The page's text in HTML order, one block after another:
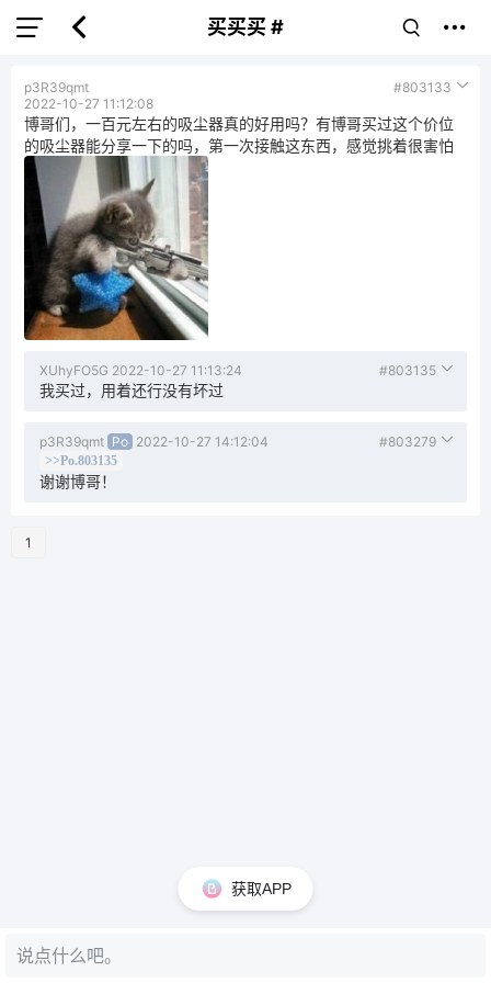
买买买 #
p3R39qmt
#803133
2022-10-27 11:12:08
博哥们，一百元左右的吸尘器真的好用吗？有博哥买过这个价位
的吸尘器能分享一下的吗，第一次接触这东西，感觉挑着很害怕
XUhyFO5G 2022-10-27 11:13:24 #803135
我买过，用着还行没有坏过
p3R39qmt Po 2022-10-27 14:12:04 #803279
>>Po.803135
谢谢博哥！
1
说点什么吧。
获取APP